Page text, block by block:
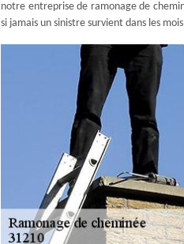
notre entreprise de ramonage de
si jamais un sinistre survient dans les